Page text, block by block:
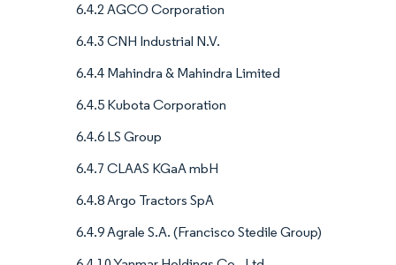
6.4.2 AGCO Corporation
6.4.3 CNH Industrial N.V.
6.4.4 Mahindra & Mahindra Limited
6.4.5 Kubota Corporation
6.4.6 LS Group
6.4.7 CLAAS KGaA mbH
6.4.8 Argo Tractors SpA
6.4.9 Agrale S.A. (Francisco Stedile Group)